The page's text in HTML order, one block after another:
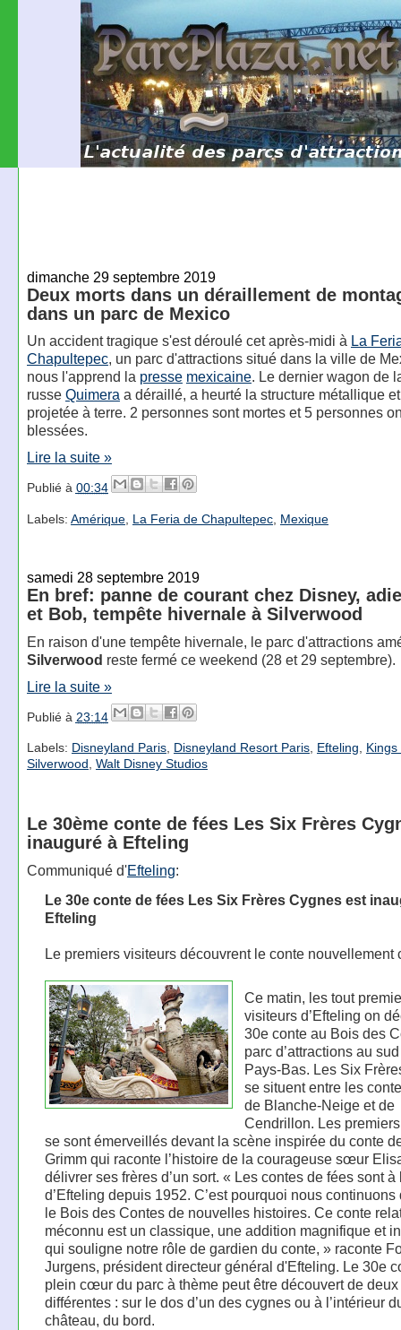
dimanche 29 septembre 2019
Deux morts dans un déraillement de
dans un parc de Mexico
Un accident tragique s'est déroulé cet après-midi à La
Chapultepec, un parc d'attractions situé dans la ville de
nous l'apprend la presse mexicaine. Le dernier wagon de
russe Quimera a déraillé, a heurté la structure métallique
projetée à terre. 2 personnes sont mortes et 5 personnes
blessées.
Lire la suite »
Publié à 00:34
Labels: Amérique, La Feria de Chapultepec, Mexique
samedi 28 septembre 2019
En bref: panne de courant chez Disney,
et Bob, tempête hivernale à Silverwood
En raison d'une tempête hivernale, le parc d'attractions
Silverwood reste fermé ce weekend (28 et 29 septembre).
Lire la suite »
Publié à 23:14
Labels: Disneyland Paris, Disneyland Resort Paris, Efteling, Kings
Silverwood, Walt Disney Studios
Le 30ème conte de fées Les Six Frères
inauguré à Efteling
Communiqué d'Efteling:
Le 30e conte de fées Les Six Frères Cygnes est
Efteling
Le premiers visiteurs découvrent le conte nouvellement
Ce matin, les tout
visiteurs d’Efteling on
30e conte au Bois des
parc d’attractions au
Pays-Bas. Les Six
se situent entre les
de Blanche-Neige et de
Cendrillon. Les
se sont émerveillés devant la scène inspirée du conte
Grimm qui raconte l’histoire de la courageuse sœur
délivrer ses frères d’un sort. « Les contes de fées sont à
d’Efteling depuis 1952. C’est pourquoi nous continuons
le Bois des Contes de nouvelles histoires. Ce conte
méconnu est un classique, une addition magnifique et
qui souligne notre rôle de gardien du conte, » raconte
Jurgens, président directeur général d'Efteling. Le 30e
plein cœur du parc à thème peut être découvert de
différentes : sur le dos d’un des cygnes ou à l’intérieur
château, du bord.